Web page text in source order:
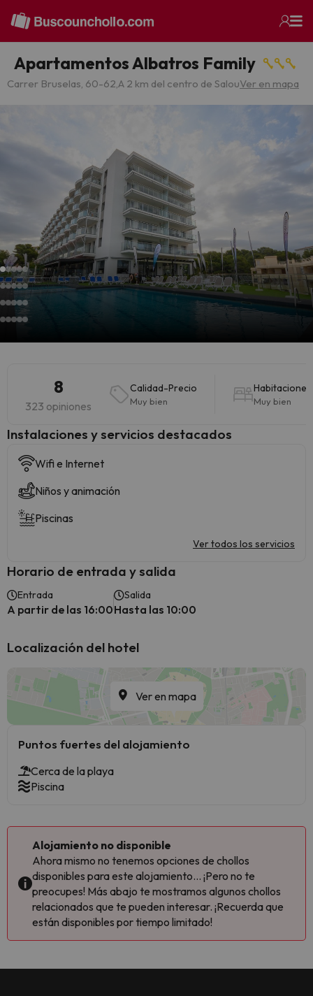
Apartamentos Albatros Family
Carrer Bruselas, 60-62,A 2 km del centro de SalouVer en mapa
8
323 opiniones
Calidad-Precio
Muy bien
Habitaciones
Muy bien
Instalaciones y servicios destacados
Wifi e Internet
Niños y animación
Piscinas
Ver todos los servicios
Horario de entrada y salida
Entrada
A partir de las 16:00
Salida
Hasta las 10:00
Localización del hotel
Ver en mapa
Puntos fuertes del alojamiento
Cerca de la playa
Piscina
Alojamiento no disponible
Ahora mismo no tenemos opciones de chollos
disponibles para este alojamiento... ¡Pero no te
preocupes! Más abajo te mostramos algunos chollos
relacionados que te pueden interesar. ¡Recuerda que
están disponibles por tiempo limitado!